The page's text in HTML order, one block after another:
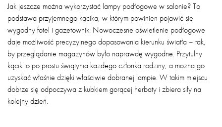
Jak jeszcze można wykorzystać lampy podłogowe w salonie? To
podstawa przyjemnego kącika, w którym powinien pojawić się
wygodny fotel i gazetownik. Nowoczesne oświetlenie podłogowe
daje możliwość precyzyjnego dopasowania kierunku światła – tak,
by przeglądanie magazynów było naprawdę wygodne. Przytulny
kącik to po prostu świątynia każdego członka rodziny, a można go
uzyskać właśnie dzięki właściwie dobranej lampie. W takim miejscu
dobrze się odpoczywa z kubkiem gorącej herbaty i zbiera siły na
kolejny dzień.